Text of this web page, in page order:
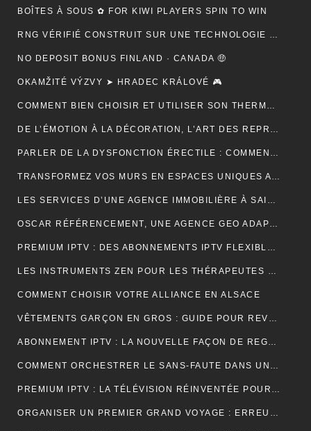
BOÎTES À SOUS ✿ FOR KIWI PLAYERS SPIN TO WIN
RNG VÉRIFIÉ CONSTRUIT SUR UNE TECHNOLOGIE SÉCURISÉE 🚀 IN NEW ZEALAND START SPINNING
NO DEPOSIT BONUS FINLAND · CANADA 🤑
OKAMŽITÉ VÝZVY ➤ HRADEC KRÁLOVÉ 🎮
COMMENT BIEN CHOISIR ET UTILISER SON THERMOCYCLEUR AU LABORATOIRE
DE L’ÉMOTION À LA DÉCORATION, L’ART DES REPRODUCTIONS QUI DONNENT VIE À VOS MURS
PARLER DE LA DYSFONCTION ÉRECTILE : COMMENT BRISER LE TABOU ?
TRANSFORMEZ VOS MURS EN ESPACES UNIQUES AVEC UN STICKERS PERSONNALISÉ C-STICKERS
LES SERVICES D’UNE AGENCE IMMOBILIÈRE À SAINT-CYR-SUR-MER EXPLIQUÉS EN DÉTAIL
OSCAR RÉFÉRENCEMENT, UNE AGENCE GEO ADAPTÉE AUX MOTEURS GÉNÉRATIFS
PREMIUM IPTV : DES ABONNEMENTS IPTV FLEXIBLES, STABLES ET COMPLETS
LES INSTRUMENTS ZEN POUR LES THÉRAPEUTES ET PRATIQUANTS DE YOGA
COMMENT CHOISIR VOTRE ALLIANCE EN ALSACE
VÊTEMENTS GARÇON EN GROS : GUIDE POUR REVENDEURS ET MAGASINS
ABONNEMENT IPTV : LA NOUVELLE FAÇON DE REGARDER LA TÉLÉVISION
COMMENT ORCHESTRER LE SANS-FAUTE DANS UNE LOCATION SAISONNIÈRE ?
PREMIUM IPTV : LA TÉLÉVISION RÉINVENTÉE POUR UNE EXPÉRIENCE SUR MESURE
ORGANISER UN PREMIER GRAND VOYAGE : ERREURS À ÉVITER